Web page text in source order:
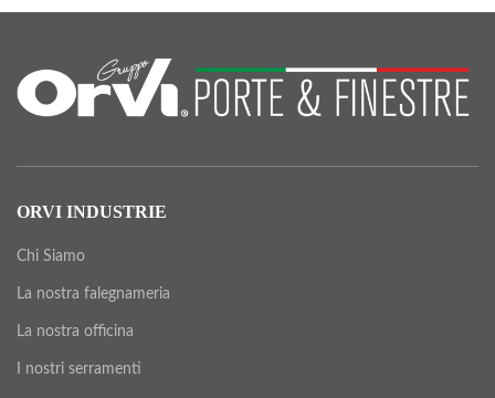
ORVI INDUSTRIE
Chi Siamo
La nostra falegnameria
La nostra officina
I nostri serramenti